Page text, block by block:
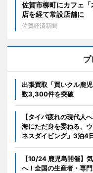
佐賀市柳町にカフェ
店を経て常設店舗に
佐賀経済新聞
出張買取「買いクル鹿
数3,300件を突破
【タイパ疲れの現代人
海にただ身を委ねる、
ネスダイビング」3泊4
【10/24 鹿児島開催】
へ！全国の生産者・専